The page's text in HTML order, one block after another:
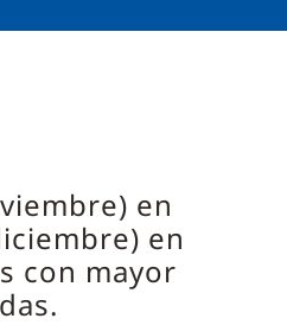
en
en
con mayor